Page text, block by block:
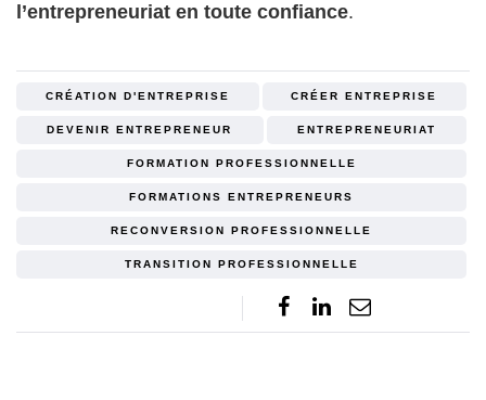
l’entrepreneuriat en toute confiance.
CRÉATION D'ENTREPRISE CRÉER ENTREPRISE
DEVENIR ENTREPRENEUR ENTREPRENEURIAT
FORMATION PROFESSIONNELLE
FORMATIONS ENTREPRENEURS
RECONVERSION PROFESSIONNELLE
TRANSITION PROFESSIONNELLE